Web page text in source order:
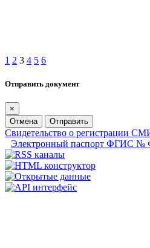
1 2 3 4 5 6
Отправить документ
×
Отмена
Отправить
Свидетельство о регистрации
Электронный паспорт ФГИС №